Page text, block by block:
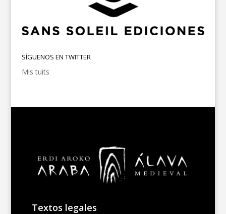
SÍGUENOS EN TWITTER
Mis tuits
Textos legales